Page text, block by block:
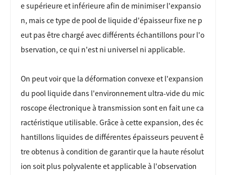
e supérieure et inférieure afin de minimiser l'expansio
n, mais ce type de pool de liquide d'épaisseur fixe ne p
eut pas être chargé avec différents échantillons pour l'o
bservation, ce qui n'est ni universel ni applicable.
On peut voir que la déformation convexe et l'expansion
du pool liquide dans l'environnement ultra-vide du mic
roscope électronique à transmission sont en fait une ca
ractéristique utilisable. Grâce à cette expansion, des éc
hantillons liquides de différentes épaisseurs peuvent ê
tre obtenus à condition de garantir que la haute résolut
ion soit plus polyvalente et applicable à l'observation